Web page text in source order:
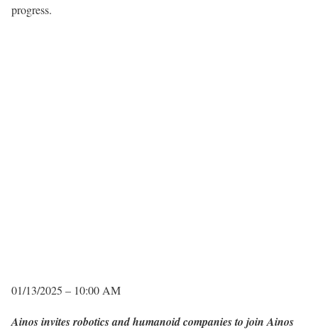
progress.
01/13/2025 – 10:00 AM
Ainos invites robotics and humanoid companies to join Ainos